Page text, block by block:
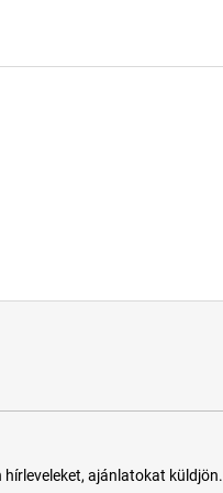
ajánlatokat küldjön.